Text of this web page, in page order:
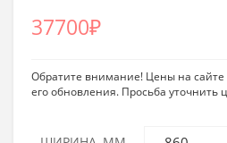
37700₽
Обратите внимание! Цены на сайте
его обновления. Просьба уточнить